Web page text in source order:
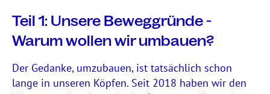
Teil 1: Unsere Beweggründe -
Warum wollen wir umbauen?
Der Gedanke, umzubauen, ist tatsächlich schon
lange in unseren Köpfen. Seit 2018 haben wir den